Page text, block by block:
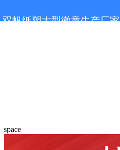
双帆纸塑大型徽章生产厂家
space